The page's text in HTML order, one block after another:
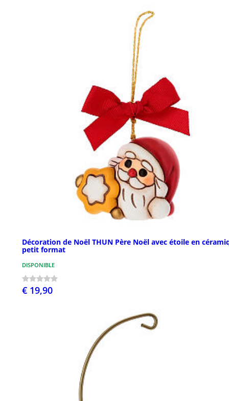
Décoration de Noël THUN Père Noël avec étoile en
petit format
DISPONIBLE
€ 19,90